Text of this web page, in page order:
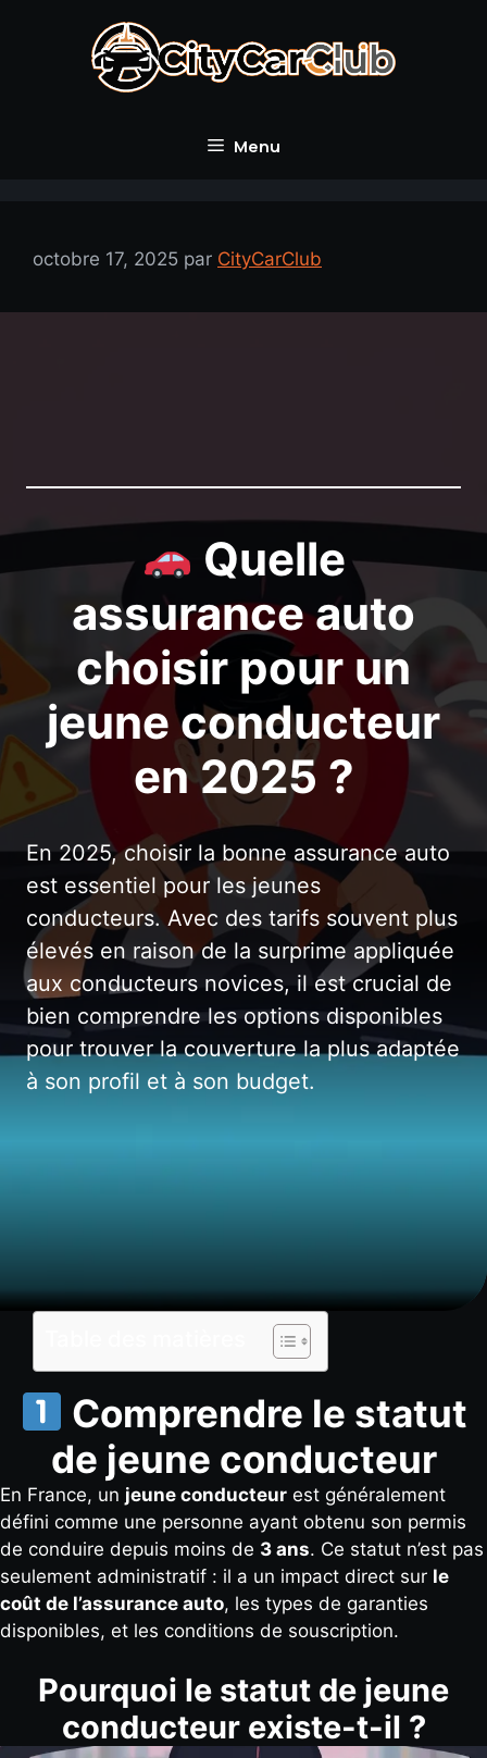
Menu
octobre 17, 2025 par CityCarClub
Quelle
assurance auto
choisir pour un
jeune conducteur
en 2025 ?
En 2025, choisir la bonne assurance auto
est essentiel pour les jeunes
conducteurs. Avec des tarifs souvent plus
élevés en raison de la surprime appliquée
aux conducteurs novices, il est crucial de
bien comprendre les options disponibles
pour trouver la couverture la plus adaptée
à son profil et à son budget.
Comprendre le statut
de jeune conducteur
En France, un jeune conducteur est généralement
défini comme une personne ayant obtenu son permis
de conduire depuis moins de 3 ans. Ce statut n’est pas
seulement administratif : il a un impact direct sur le
coût de l’assurance auto, les types de garanties
disponibles, et les conditions de souscription.
Pourquoi le statut de jeune
conducteur existe-t-il ?